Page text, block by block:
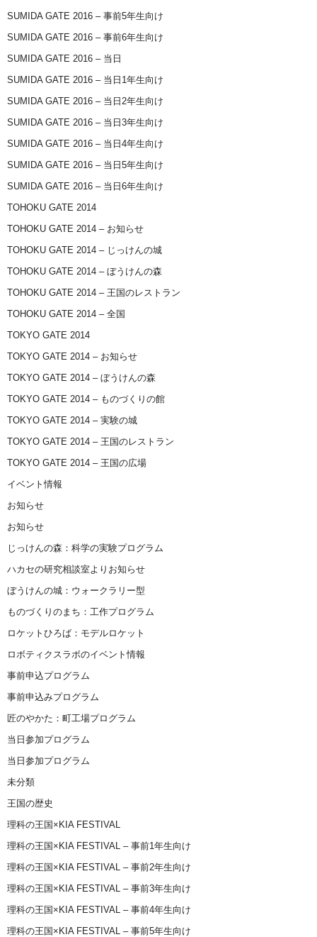
SUMIDA GATE 2016 – 事前5年生向け
SUMIDA GATE 2016 – 事前6年生向け
SUMIDA GATE 2016 – 当日
SUMIDA GATE 2016 – 当日1年生向け
SUMIDA GATE 2016 – 当日2年生向け
SUMIDA GATE 2016 – 当日3年生向け
SUMIDA GATE 2016 – 当日4年生向け
SUMIDA GATE 2016 – 当日5年生向け
SUMIDA GATE 2016 – 当日6年生向け
TOHOKU GATE 2014
TOHOKU GATE 2014 – お知らせ
TOHOKU GATE 2014 – じっけんの城
TOHOKU GATE 2014 – ぼうけんの森
TOHOKU GATE 2014 – 王国のレストラン
TOHOKU GATE 2014 – 全国
TOKYO GATE 2014
TOKYO GATE 2014 – お知らせ
TOKYO GATE 2014 – ぼうけんの森
TOKYO GATE 2014 – ものづくりの館
TOKYO GATE 2014 – 実験の城
TOKYO GATE 2014 – 王国のレストラン
TOKYO GATE 2014 – 王国の広場
イベント情報
お知らせ
お知らせ
じっけんの森：科学の実験プログラム
ハカセの研究相談室よりお知らせ
ぼうけんの城：ウォークラリー型
ものづくりのまち：工作プログラム
ロケットひろば：モデルロケット
ロボティクスラボのイベント情報
事前申込プログラム
事前申込みプログラム
匠のやかた：町工場プログラム
当日参加プログラム
当日参加プログラム
未分類
王国の歴史
理科の王国×KIA FESTIVAL
理科の王国×KIA FESTIVAL – 事前1年生向け
理科の王国×KIA FESTIVAL – 事前2年生向け
理科の王国×KIA FESTIVAL – 事前3年生向け
理科の王国×KIA FESTIVAL – 事前4年生向け
理科の王国×KIA FESTIVAL – 事前5年生向け